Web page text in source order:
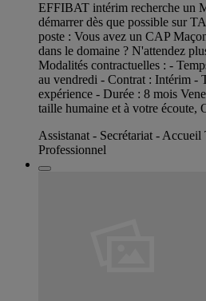
EFFIBAT intérim recherche un
démarrer dès que possible sur
poste : Vous avez un CAP
dans le domaine ? N'attendez
Modalités contractuelles : -
au vendredi - Contrat : Intérim -
expérience - Durée : 8 mois
taille humaine et à votre écoute,
Assistanat - Secrétariat - Accueil
Professionnel